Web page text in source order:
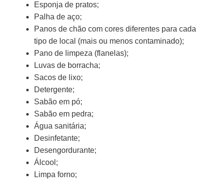
Esponja de pratos;
Palha de aço;
Panos de chão com cores diferentes para cada
tipo de local (mais ou menos contaminado);
Pano de limpeza (flanelas);
Luvas de borracha;
Sacos de lixo;
Detergente;
Sabão em pó;
Sabão em pedra;
Água sanitária;
Desinfetante;
Desengordurante;
Álcool;
Limpa forno;